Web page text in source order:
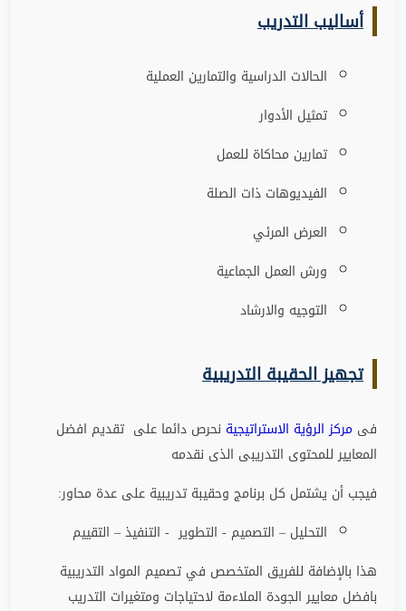
أساليب التدريب
الحالات الدراسية والتمارين العملية
تمثيل الأدوار
تمارين محاكاة للعمل
الفيديوهات ذات الصلة
العرض المرئي
ورش العمل الجماعية
التوجيه والارشاد
تجهيز الحقيبة التدريبية
فى مركز الرؤية الاستراتيجية نحرص دائما على تقديم افضل
المعايير للمحتوى التدريبى الذى نقدمه
فيجب أن يشتمل كل برنامج وحقيبة تدريبية على عدة محاور:
التحليل – التصميم - التطوير - التنفيذ – التقييم
هذا بالإضافة للفريق المتخصص في تصميم المواد التدريبية
بافضل معايير الجودة الملاءمة لاحتياجات ومتغيرات التدريب